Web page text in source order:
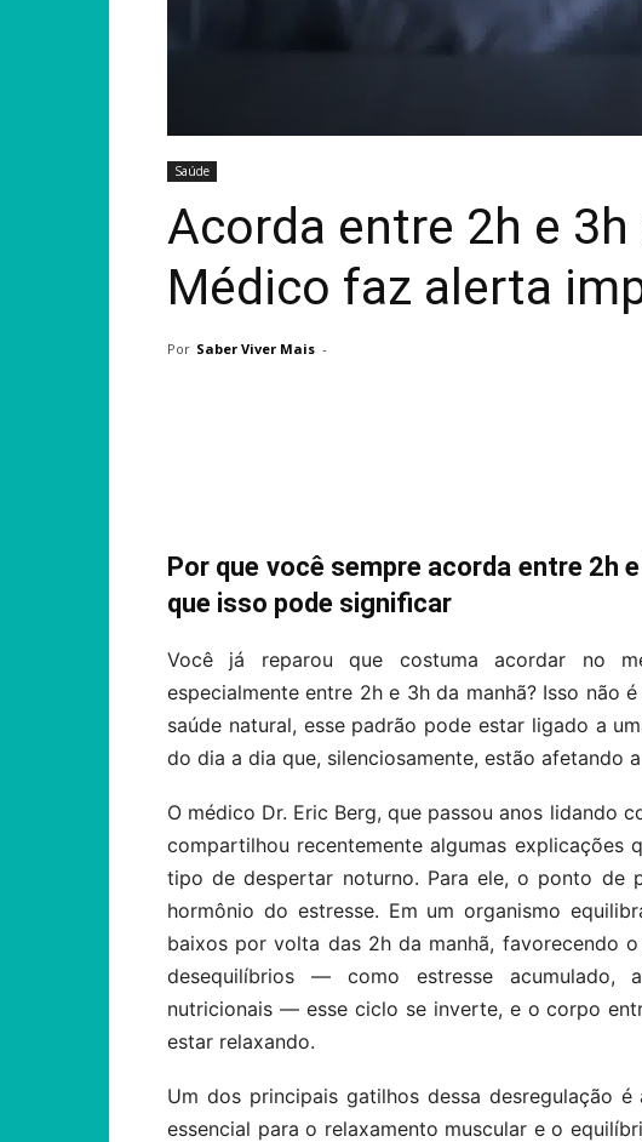
Saúde
Acorda entre 2h e 3h
Médico faz alerta
Por Saber Viver Mais -
Por que você sempre acorda entre 2h
que isso pode significar
Você já reparou que costuma acordar no
especialmente entre 2h e 3h da manhã? Isso não
saúde natural, esse padrão pode estar ligado a
do dia a dia que, silenciosamente, estão afetando
O médico Dr. Eric Berg, que passou anos lidando
compartilhou recentemente algumas explicações
tipo de despertar noturno. Para ele, o ponto de
hormônio do estresse. Em um organismo
baixos por volta das 2h da manhã, favorecendo
desequilíbrios — como estresse acumulado,
nutricionais — esse ciclo se inverte, e o corpo
estar relaxando.
Um dos principais gatilhos dessa desregulação
essencial para o relaxamento muscular e o